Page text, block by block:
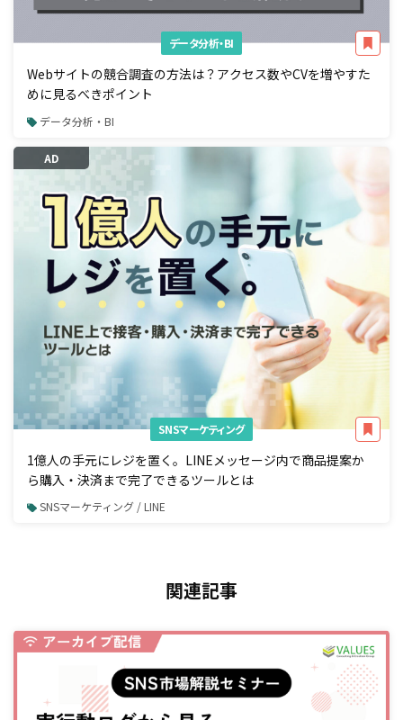
データ分析・BI
Webサイトの競合調査の方法は？アクセス数やCVを増やすた
めに見るべきポイント
データ分析・BI
AD
SNSマーケティング
1億人の手元にレジを置く。LINEメッセージ内で商品提案か
ら購入・決済まで完了できるツールとは
SNSマーケティング / LINE
関連記事